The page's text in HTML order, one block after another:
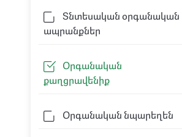
Տնտեսական օրգանական
ապրանքներ
Օրգանական
քաղցրավենիք
Օրգանական նպարեղեն